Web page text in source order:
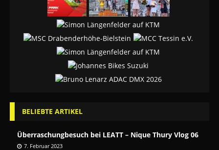
BELIEBTE ARTIKEL
Überraschungbesuch bei LEATT – Nique Thury Vlog 06
7. Februar 2023